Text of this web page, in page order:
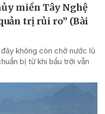
miền Tây Nghệ
trị rủi ro” (Bài
không còn chờ nước lũ
bị từ khi bầu trời vẫn